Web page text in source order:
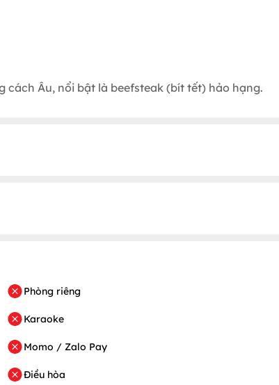
cách Âu, nổi bật là beefsteak (bít tết) hảo hạng.
Phòng riêng
Karaoke
Momo / Zalo Pay
Điều hòa